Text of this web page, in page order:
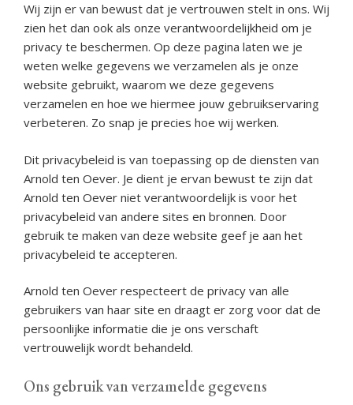
Wij zijn er van bewust dat je vertrouwen stelt in ons. Wij
zien het dan ook als onze verantwoordelijkheid om je
privacy te beschermen. Op deze pagina laten we je
weten welke gegevens we verzamelen als je onze
website gebruikt, waarom we deze gegevens
verzamelen en hoe we hiermee jouw gebruikservaring
verbeteren. Zo snap je precies hoe wij werken.
Dit privacybeleid is van toepassing op de diensten van
Arnold ten Oever. Je dient je ervan bewust te zijn dat
Arnold ten Oever niet verantwoordelijk is voor het
privacybeleid van andere sites en bronnen. Door
gebruik te maken van deze website geef je aan het
privacybeleid te accepteren.
Arnold ten Oever respecteert de privacy van alle
gebruikers van haar site en draagt er zorg voor dat de
persoonlijke informatie die je ons verschaft
vertrouwelijk wordt behandeld.
Ons gebruik van verzamelde gegevens